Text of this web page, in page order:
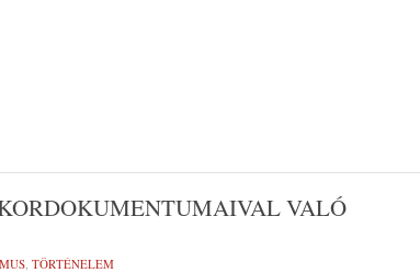
VALÓ
, TÖRTÉNELEM